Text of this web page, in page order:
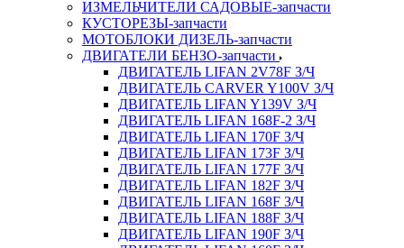
ИЗМЕЛЬЧИТЕЛИ САДОВЫЕ-запчасти
КУСТОРЕЗЫ-запчасти
МОТОБЛОКИ ДИЗЕЛЬ-запчасти
ДВИГАТЕЛИ БЕНЗО-запчасти
ДВИГАТЕЛЬ LIFAN 2V78F З/Ч
ДВИГАТЕЛЬ CARVER Y100V З/Ч
ДВИГАТЕЛЬ LIFAN Y139V З/Ч
ДВИГАТЕЛЬ LIFAN 168F-2 З/Ч
ДВИГАТЕЛЬ LIFAN 170F З/Ч
ДВИГАТЕЛЬ LIFAN 173F З/Ч
ДВИГАТЕЛЬ LIFAN 177F З/Ч
ДВИГАТЕЛЬ LIFAN 182F З/Ч
ДВИГАТЕЛЬ LIFAN 168F З/Ч
ДВИГАТЕЛЬ LIFAN 188F З/Ч
ДВИГАТЕЛЬ LIFAN 190F З/Ч